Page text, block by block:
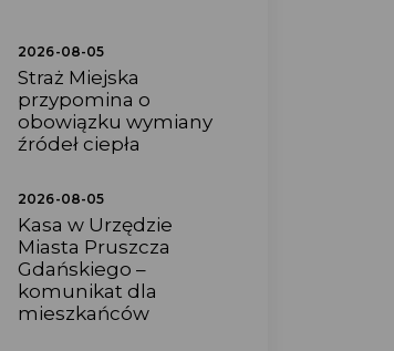
2026-08-05
Straż Miejska
przypomina o
obowiązku wymiany
źródeł ciepła
2026-08-05
Kasa w Urzędzie
Miasta Pruszcza
Gdańskiego –
komunikat dla
mieszkańców